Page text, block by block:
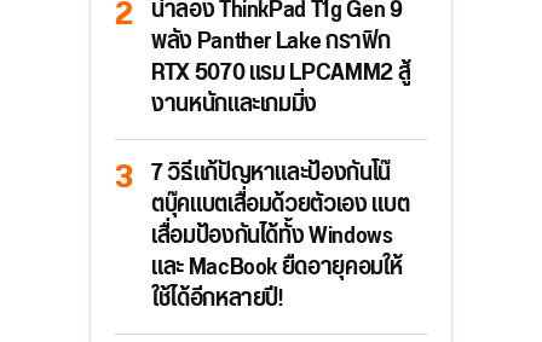
น่าลอง ThinkPad T1g Gen 9
พลัง Panther Lake กราฟิก
RTX 5070 แรม LPCAMM2 สู้
งานหนักและเกมมิ่ง
7 วิธีแก้ปัญหาและป้องกันโน๊
ตบุ๊คแบตเสื่อมด้วยตัวเอง แบต
เสื่อมป้องกันได้ทั้ง Windows
และ MacBook ยืดอายุคอมให้
ใช้ได้อีกหลายปี!